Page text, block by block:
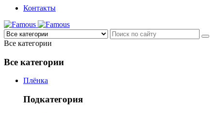
Контакты
Все категории
Все категории
Плёнка
Подкатегория